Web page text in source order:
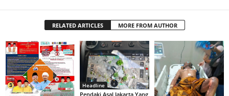
RELATED ARTICLES MORE FROM AUTHOR
Headline
Pendaki Asal Jakarta Yang